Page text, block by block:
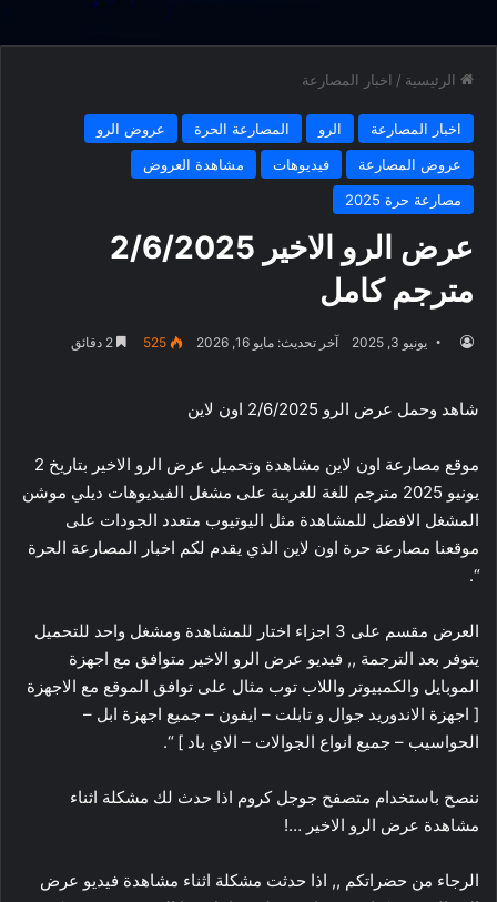
الرئيسية / اخبار المصارعة
اخبار المصارعة الرو المصارعة الحرة
عروض الرو
عروض المصارعة
فيديوهات
مشاهدة العروض
مصارعة حرة 2025
عرض الرو الاخير 2/6/2025
مترجم كامل
يونيو 3, 2025 آخر تحديث: مايو 16, 2026 525
شاهد وحمل عرض الرو 2/6/2025 اون لاين
موقع مصارعة اون لاين مشاهدة وتحميل عرض الرو الاخير بتاريخ 2
يونيو 2025 مترجم للغة للعربية على مشغل الفيديوهات ديلي موشن
المشغل الافضل للمشاهدة مثل اليوتيوب متعدد الجودات على
موقعنا مصارعة حرة اون لاين الذي يقدم لكم اخبار المصارعة الحرة
“.
العرض مقسم على 3 اجزاء اختار للمشاهدة ومشغل واحد للتحميل
يتوفر بعد الترجمة ,, فيديو عرض الرو الاخير متوافق مع اجهزة
الموبايل والكمبيوتر واللاب توب مثال على توافق الموقع مع الاجهزة
[ اجهزة الاندوريد جوال و تابلت – ايفون – جميع اجهزة ابل –
الحواسيب – جميع انواع الجوالات – الاي باد ] “.
ننصح باستخدام متصفح جوجل كروم اذا حدث لك مشكلة اثناء
مشاهدة عرض الرو الاخير …!
الرجاء من حضراتكم ,, اذا حدثت مشكلة اثناء مشاهدة فيديو عرض